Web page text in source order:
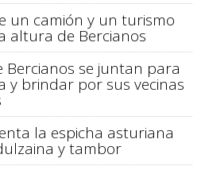
un camión y un turismo
altura de Bercianos
Bercianos se juntan para
y brindar por sus vecinas
la espicha asturiana
y tambor